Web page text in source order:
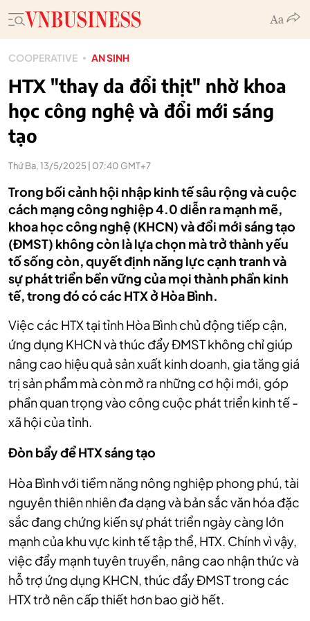
COOPERATIVE AN SINH
HTX "thay da đổi thịt" nhờ khoa
học công nghệ và đổi mới sáng
tạo
Thứ Ba, 13/5/2025 | 07:40 GMT+7
Trong bối cảnh hội nhập kinh tế sâu rộng và cuộc
cách mạng công nghiệp 4.0 diễn ra mạnh mẽ,
khoa học công nghệ (KHCN) và đổi mới sáng tạo
(ĐMST) không còn là lựa chọn mà trở thành yếu
tố sống còn, quyết định năng lực cạnh tranh và
sự phát triển bền vững của mọi thành phần kinh
tế, trong đó có các HTX ở Hòa Bình.
Việc các HTX tại tỉnh Hòa Bình chủ động tiếp cận,
ứng dụng KHCN và thúc đẩy ĐMST không chỉ giúp
nâng cao hiệu quả sản xuất kinh doanh, gia tăng giá
trị sản phẩm mà còn mở ra những cơ hội mới, góp
phần quan trọng vào công cuộc phát triển kinh tế -
xã hội của tỉnh.
Đòn bẩy để HTX sáng tạo
Hòa Bình với tiềm năng nông nghiệp phong phú, tài
nguyên thiên nhiên đa dạng và bản sắc văn hóa đặc
sắc đang chứng kiến sự phát triển ngày càng lớn
mạnh của khu vực kinh tế tập thể, HTX. Chính vì vậy,
việc đẩy mạnh tuyên truyền, nâng cao nhận thức và
hỗ trợ ứng dụng KHCN, thúc đẩy ĐMST trong các
HTX trở nên cấp thiết hơn bao giờ hết.